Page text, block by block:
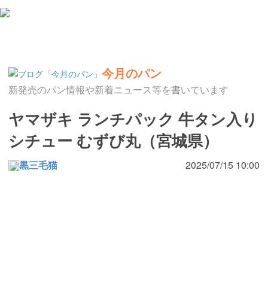
今月のパン
新発売のパン情報や新着ニュース等を書いています
ヤマザキ ランチパック 牛タン入り
シチュー むずび丸（宮城県）
黒三毛猫 2025/07/15 10:00